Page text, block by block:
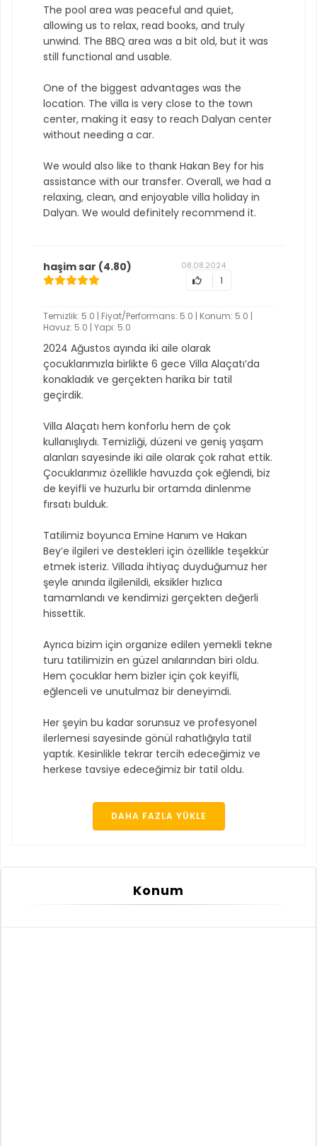
The pool area was peaceful and quiet,
allowing us to relax, read books, and truly
unwind. The BBQ area was a bit old, but it was
still functional and usable.
One of the biggest advantages was the
location. The villa is very close to the town
center, making it easy to reach Dalyan center
without needing a car.
We would also like to thank Hakan Bey for his
assistance with our transfer. Overall, we had a
relaxing, clean, and enjoyable villa holiday in
Dalyan. We would definitely recommend it.
haşim sar (4.80) 08.08.2024
1
Temizlik: 5.0 | Fiyat/Performans: 5.0 | Konum: 5.0 |
Havuz: 5.0 | Yapı: 5.0
2024 Ağustos ayında iki aile olarak
çocuklarımızla birlikte 6 gece Villa Alaçatı’da
konakladık ve gerçekten harika bir tatil
geçirdik.
Villa Alaçatı hem konforlu hem de çok
kullanışlıydı. Temizliği, düzeni ve geniş yaşam
alanları sayesinde iki aile olarak çok rahat ettik.
Çocuklarımız özellikle havuzda çok eğlendi, biz
de keyifli ve huzurlu bir ortamda dinlenme
fırsatı bulduk.
Tatilimiz boyunca Emine Hanım ve Hakan
Bey’e ilgileri ve destekleri için özellikle teşekkür
etmek isteriz. Villada ihtiyaç duyduğumuz her
şeyle anında ilgilenildi, eksikler hızlıca
tamamlandı ve kendimizi gerçekten değerli
hissettik.
Ayrıca bizim için organize edilen yemekli tekne
turu tatilimizin en güzel anılarından biri oldu.
Hem çocuklar hem bizler için çok keyifli,
eğlenceli ve unutulmaz bir deneyimdi.
Her şeyin bu kadar sorunsuz ve profesyonel
ilerlemesi sayesinde gönül rahatlığıyla tatil
yaptık. Kesinlikle tekrar tercih edeceğimiz ve
herkese tavsiye edeceğimiz bir tatil oldu.
DAHA FAZLA YÜKLE
Konum